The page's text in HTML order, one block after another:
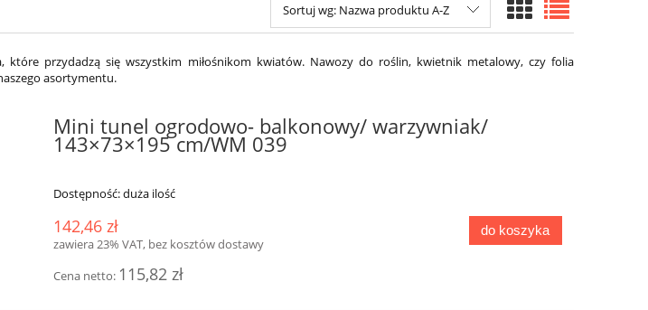
Sortuj wg: Nazwa produktu A-Z
które przydadzą się wszystkim miłośnikom kwiatów. Nawozy do roślin, kwietnik metalowy, czy folia
asortymentu.
Mini tunel ogrodowo- balkonowy/ warzywniak/
143×73×195 cm/WM 039
Dostępność:duża ilość
142,46 zł
zawiera 23% VAT, bez kosztów dostawy
Cena netto: 115,82 zł
do koszyka